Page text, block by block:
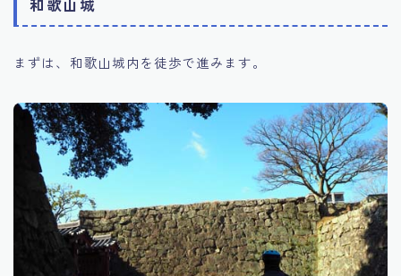
和歌山城
まずは、和歌山城内を徒歩で進みます。